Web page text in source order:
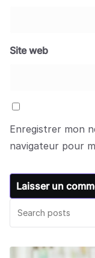
Site web
Enregistrer mon
navigateur pour